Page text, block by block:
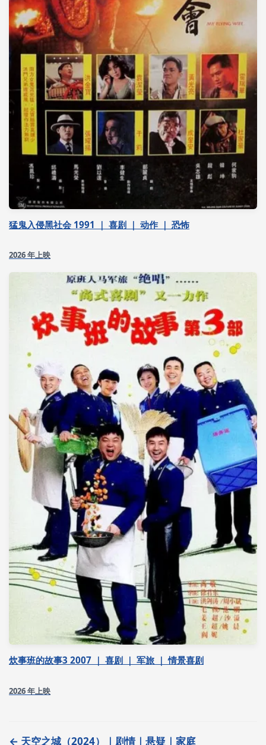
猛鬼入侵黑社会 1991 ｜ 喜剧 ｜ 动作 ｜ 恐怖
2026 年上映
炊事班的故事3 2007 ｜ 喜剧 ｜ 军旅 ｜ 情景喜剧
2026 年上映
← 天空之城（2024）｜剧情｜悬疑｜家庭